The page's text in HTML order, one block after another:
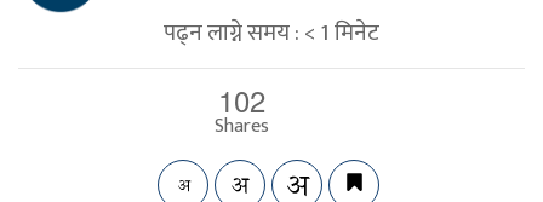
पढ्न लाग्ने समय :< 1मिनेट
102
Shares